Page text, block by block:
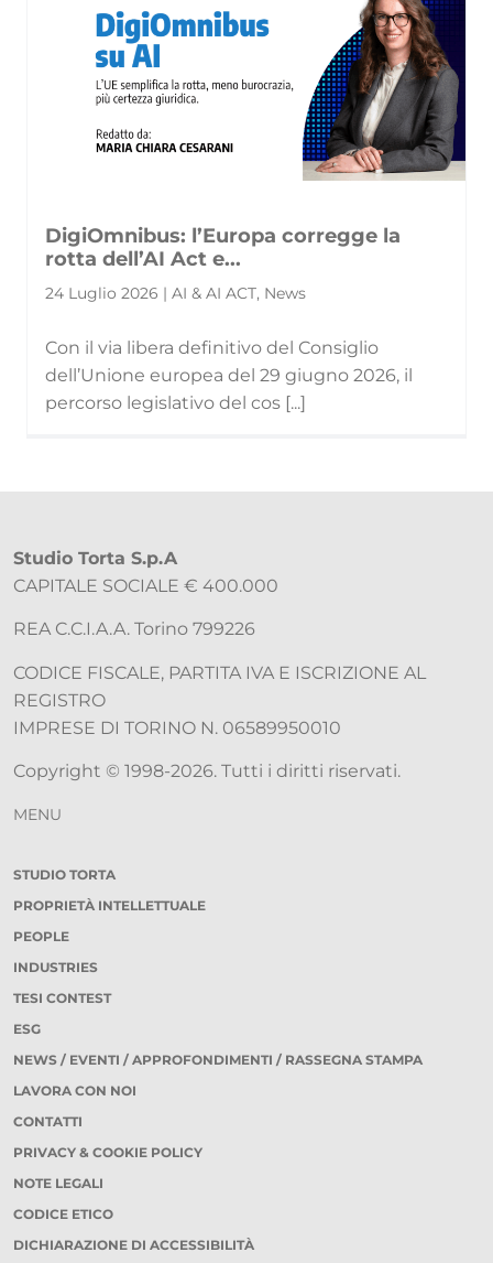
DigiOmnibus: l’Europa corregge la
rotta dell’AI Act e...
24 Luglio 2026 | AI & AI ACT, News
Con il via libera definitivo del Consiglio
dell’Unione europea del 29 giugno 2026, il
percorso legislativo del cos [...]
Studio Torta S.p.A
CAPITALE SOCIALE € 400.000
REA C.C.I.A.A. Torino 799226
CODICE FISCALE, PARTITA IVA E ISCRIZIONE AL
REGISTRO
IMPRESE DI TORINO N. 06589950010
Copyright © 1998-2026. Tutti i diritti riservati.
MENU
STUDIO TORTA
PROPRIETÀ INTELLETTUALE
PEOPLE
INDUSTRIES
TESI CONTEST
ESG
NEWS / EVENTI / APPROFONDIMENTI / RASSEGNA STAMPA
LAVORA CON NOI
CONTATTI
PRIVACY & COOKIE POLICY
NOTE LEGALI
CODICE ETICO
DICHIARAZIONE DI ACCESSIBILITÀ